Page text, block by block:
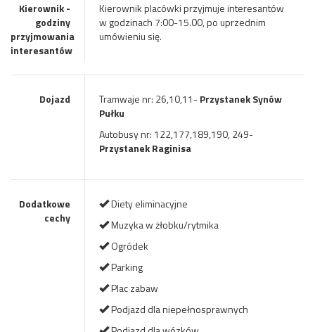
Kierownik -
godziny
przyjmowania
interesantów
Kierownik placówki przyjmuje interesantów
w godzinach 7:00-15.00, po uprzednim
umówieniu się.
Dojazd Tramwaje nr: 26,10,11-Przystanek Synów
Pułku
Autobusy nr: 122,177,189,190, 249-
Przystanek Raginisa
Dodatkowe
cechy
Diety eliminacyjne
Muzyka w żłobku/rytmika
Ogródek
Parking
Plac zabaw
Podjazd dla niepełnosprawnych